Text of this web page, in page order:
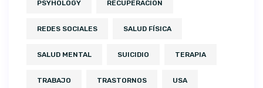
PSYHOLOGY RECUPERACION
REDES SOCIALES SALUD FÍSICA
SALUD MENTAL SUICIDIO TERAPIA
TRABAJO TRASTORNOS USA